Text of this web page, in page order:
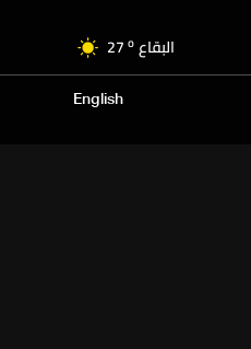
البقاع 27 o
الجنوب 30o
29
English